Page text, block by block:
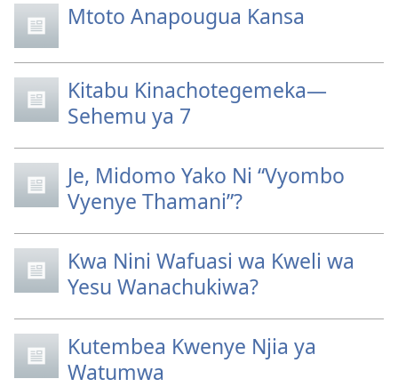
Mtoto Anapougua Kansa
Kitabu Kinachotegemeka—
Sehemu ya 7
Je, Midomo Yako Ni “Vyombo
Vyenye Thamani”?
Kwa Nini Wafuasi wa Kweli wa
Yesu Wanachukiwa?
Kutembea Kwenye Njia ya
Watumwa